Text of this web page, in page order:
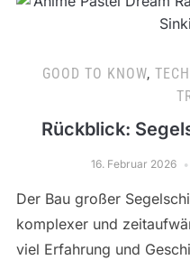
GOOD TO KNOW,
Rückblick:
16. Februar 2026
Der Bau großer
komplexer und
viel Erfahrung und